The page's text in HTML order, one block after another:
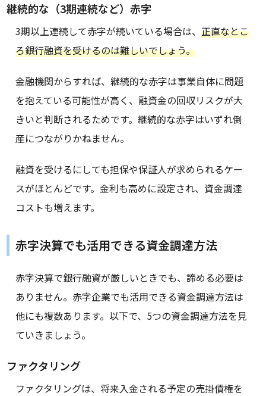
継続的な（3期連続など）赤字
3期以上連続して赤字が続いている場合は、正直なとこ
ろ銀行融資を受けるのは難しいでしょう。
金融機関からすれば、継続的な赤字は事業自体に問題
を抱えている可能性が高く、融資金の回収リスクが大
きいと判断されるためです。継続的な赤字はいずれ倒
産につながりかねません。
融資を受けるにしても担保や保証人が求められるケー
スがほとんどです。金利も高めに設定され、資金調達
コストも増えます。
赤字決算でも活用できる資金調達方法
赤字決算で銀行融資が厳しいときでも、諦める必要は
ありません。赤字企業でも活用できる資金調達方法は
他にも複数あります。以下で、5つの資金調達方法を見
ていきましょう。
ファクタリング
ファクタリングは、将来入金される予定の売掛債権を